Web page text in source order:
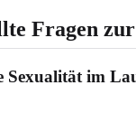
Fragen
Sexualität im